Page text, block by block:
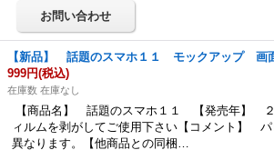
【新品】 話題のスマホ１１ モックアップ 画
999円(税込)
在庫数 在庫なし
【商品名】 話題のスマホ１１ 【発売年】
ィルムを剥がしてご使用下さい【コメント】
異なります。【他商品との同梱…